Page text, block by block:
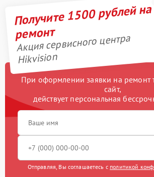
Получите 1500 рублей на
ремонт
Акция сервисного центра
Hikvision
При оформлении заявки на ремонт
сайт,
действует персональная
Отправляя, Вы соглашаетесь с политикой